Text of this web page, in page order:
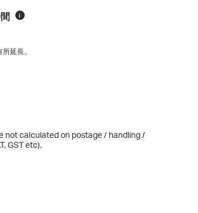
i
延長。
not calculated on postage / handling /
GST etc).